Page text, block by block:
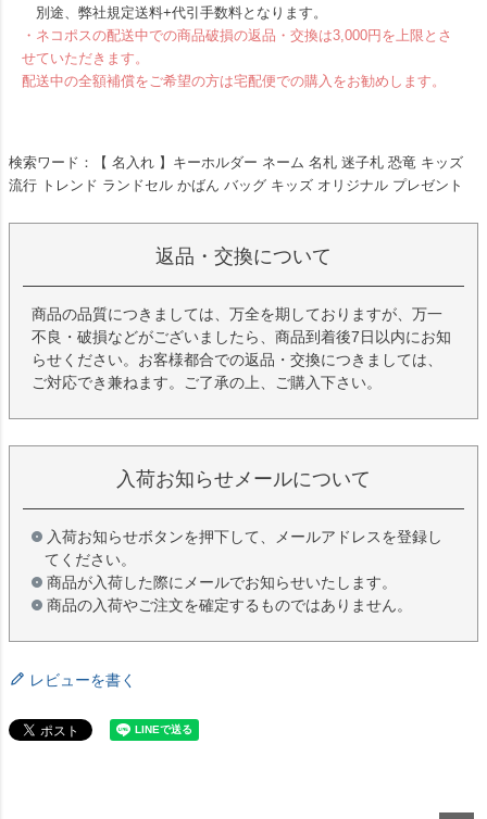
別途、弊社規定送料+代引手数料となります。
・ネコポスの配送中での商品破損の返品・交換は3,000円を上限とさ
せていただきます。
配送中の全額補償をご希望の方は宅配便での購入をお勧めします。
検索ワード：【 名入れ 】キーホルダー ネーム 名札 迷子札 恐竜 キッズ
流行 トレンド ランドセル かばん バッグ キッズ オリジナル プレゼント
返品・交換について
商品の品質につきましては、万全を期しておりますが、万一
不良・破損などがございましたら、商品到着後7日以内にお知
らせください。お客様都合での返品・交換につきましては、
ご対応でき兼ねます。ご了承の上、ご購入下さい。
入荷お知らせメールについて
入荷お知らせボタンを押下して、メールアドレスを登録し
てください。
商品が入荷した際にメールでお知らせいたします。
商品の入荷やご注文を確定するものではありません。
レビューを書く